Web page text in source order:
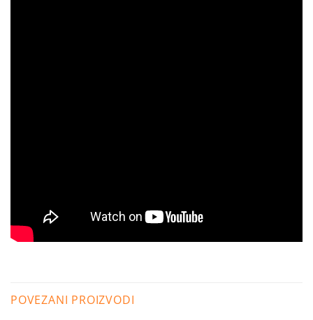
POVEZANI PROIZVODI